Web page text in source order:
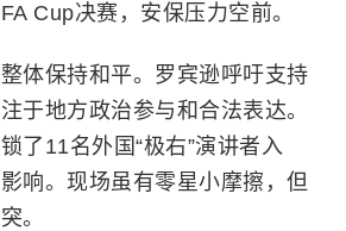
Cup决赛，安保压力空前。
体保持和平。罗宾逊呼吁支持
于地方政治参与和合法表达。
了11名外国“极右”演讲者入
响。现场虽有零星小摩擦，但
。